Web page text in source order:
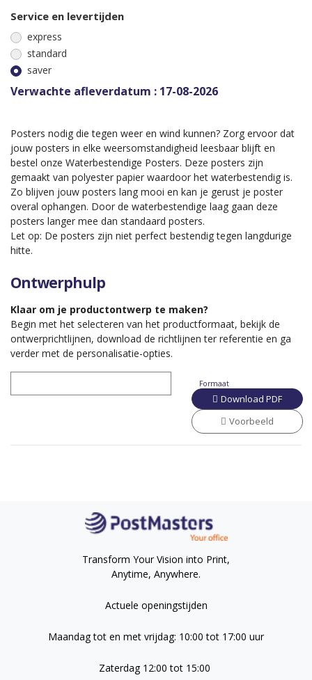
Service en levertijden
express
standard
saver
Verwachte afleverdatum : 17-08-2026
Posters nodig die tegen weer en wind kunnen? Zorg ervoor dat
jouw posters in elke weersomstandigheid leesbaar blijft en
bestel onze Waterbestendige Posters. Deze posters zijn
gemaakt van polyester papier waardoor het waterbestendig is.
Zo blijven jouw posters lang mooi en kan je gerust je poster
overal ophangen. Door de waterbestendige laag gaan deze
posters langer mee dan standaard posters.
Let op: De posters zijn niet perfect bestendig tegen langdurige
hitte.
Ontwerphulp
Klaar om je productontwerp te maken?
Begin met het selecteren van het productformaat, bekijk de
ontwerprichtlijnen, download de richtlijnen ter referentie en ga
verder met de personalisatie-opties.
Formaat
Download PDF
Voorbeeld
Transform Your Vision into Print,
Anytime, Anywhere.
Actuele openingstijden
Maandag tot en met vrijdag: 10:00 tot 17:00 uur
Zaterdag 12:00 tot 15:00